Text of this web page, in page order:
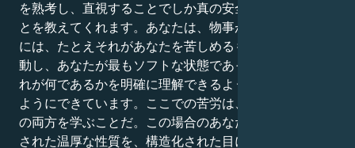
を熟考し、直視することでしか真の安全は得られないこ
とを教えてくれます。あなたは、物事が正しくないとき
には、たとえそれがあなたを苦しめるものであっても行
動し、あなたが最もソフトな状態であっても、人々がそ
れが何であるかを明確に理解できるように境界線を作る
ようにできています。ここでの苦労は、気遣いとタフさ
の両方を学ぶことだ。この場合のあなたの強みは、保護
された温厚な性質を、構造化された目に見える善の力に